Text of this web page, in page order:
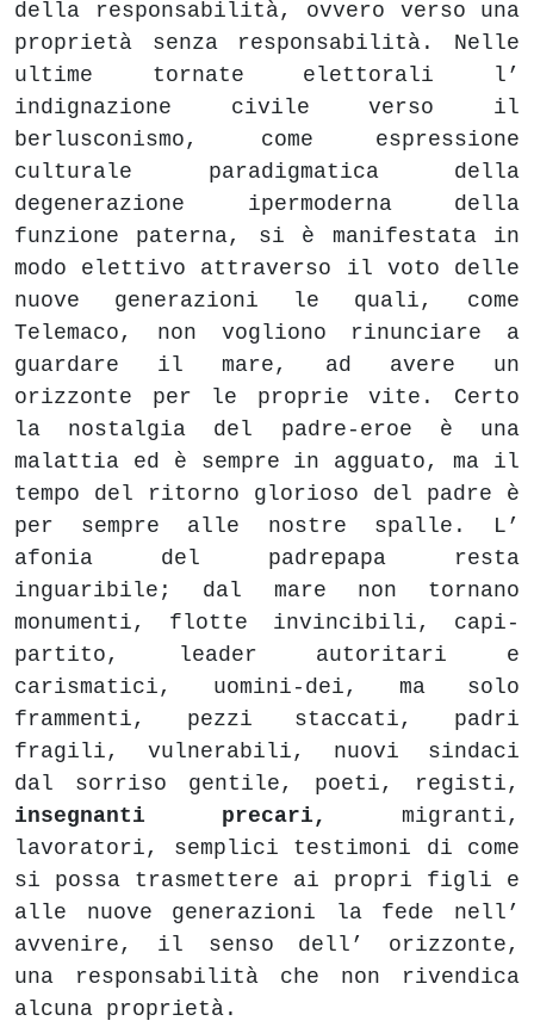
della responsabilità, ovvero verso una
proprietà senza responsabilità. Nelle
ultime tornate elettorali l’
indignazione civile verso il
berlusconismo, come espressione
culturale paradigmatica della
degenerazione ipermoderna della
funzione paterna, si è manifestata in
modo elettivo attraverso il voto delle
nuove generazioni le quali, come
Telemaco, non vogliono rinunciare a
guardare il mare, ad avere un
orizzonte per le proprie vite. Certo
la nostalgia del padre-eroe è una
malattia ed è sempre in agguato, ma il
tempo del ritorno glorioso del padre è
per sempre alle nostre spalle. L’
afonia del padrepapa resta
inguaribile; dal mare non tornano
monumenti, flotte invincibili, capi-
partito, leader autoritari e
carismatici, uomini-dei, ma solo
frammenti, pezzi staccati, padri
fragili, vulnerabili, nuovi sindaci
dal sorriso gentile, poeti, registi,
insegnanti precari,
migranti,
lavoratori, semplici testimoni di come
si possa trasmettere ai propri figli e
alle nuove generazioni la fede nell’
avvenire, il senso dell’ orizzonte,
una responsabilità che non rivendica
alcuna proprietà.